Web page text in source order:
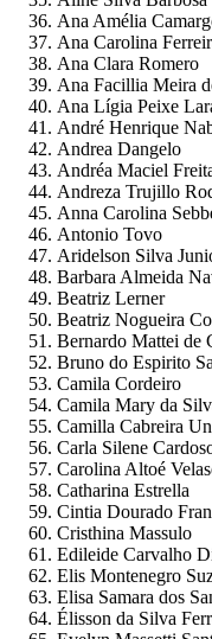
Ana Amélia
Ana Carolina
Ana Clara Romero
Ana Facillia Meira
Ana Lígia Peixe
André Henrique
Andrea Dangelo
Andréa Maciel
Andreza Trujillo
Anna Carolina
Antonio Tovo
Aridelson Silva
Barbara Almeida
Beatriz Lerner
Beatriz Nogueira
Bernardo Mattei de
Bruno do Espirito
Camila Cordeiro
Camila Mary da
Camilla Cabreira
Carla Silene
Carolina Altoé
Catharina Estrella
Cintia Dourado
Cristhina Massulo
Edileide Carvalho
Elis Montenegro
Elisa Samara dos
Élisson da Silva